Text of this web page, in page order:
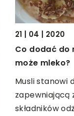
21 | 04 | 2020
Co dodać do
może mleko?
Musli stanowi
zapewniającą
składników